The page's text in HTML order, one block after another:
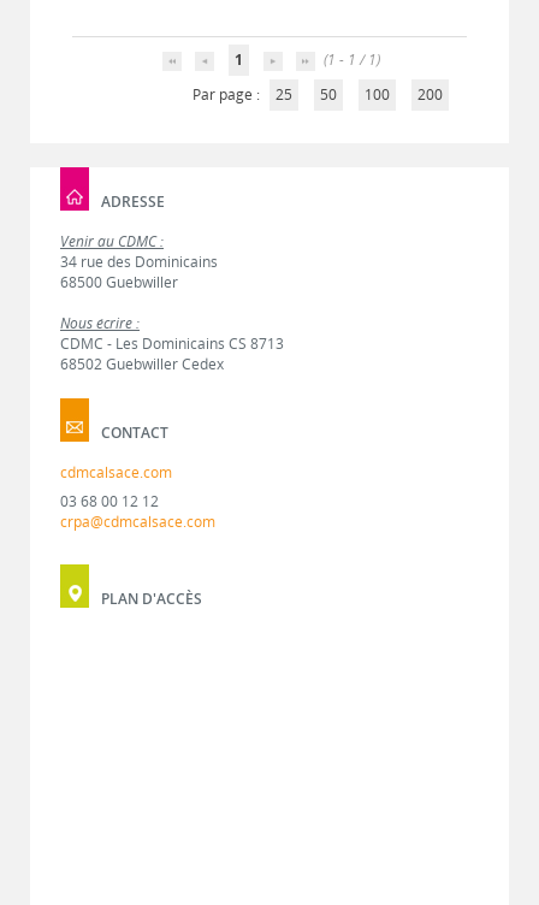
1
(1 - 1 / 1)
Par page :
25 50 100 200
ADRESSE
Venir au CDMC :
34 rue des Dominicains
68500 Guebwiller
Nous écrire :
CDMC - Les Dominicains CS 8713
68502 Guebwiller Cedex
CONTACT
cdmcalsace.com
03 68 00 12 12
crpa@cdmcalsace.com
PLAN D'ACCÈS